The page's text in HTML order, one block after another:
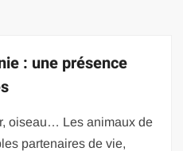
: une présence
oiseau… Les animaux de
partenaires de vie,